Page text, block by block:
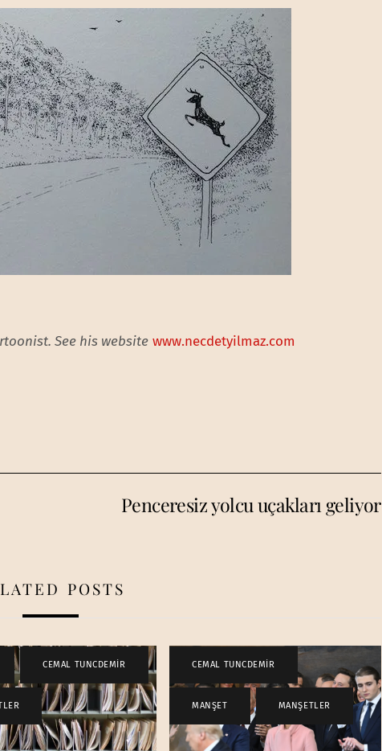
See his website www.necdetyilmaz.com
Penceresiz yolcu uçakları geliyor
POSTS
, CEMAL TUNCDEMİR , CEMAL TUNCDEMİR
MANŞET , MANŞETLER